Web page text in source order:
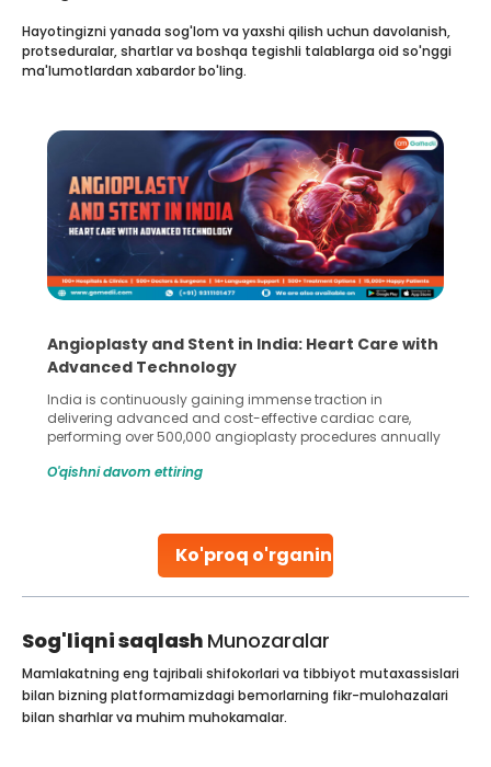
Ko'proq o'rganing
Hayotingizni yanada sog'lom va yaxshi qilish uchun davolanish,
protseduralar, shartlar va boshqa tegishli talablarga oid so'nggi
ma'lumotlardan xabardor bo'ling.
Angioplasty and Stent in India: Heart Care with
Advanced Technology
India is continuously gaining immense traction in
delivering advanced and cost-effective cardiac care,
performing over 500,000 angioplasty procedures annually
globe are searching for treatments like angioplasty and
Studies, such as one published
O'qishni davom ettiring
Sog'liqni saqlash Munozaralar
Mamlakatning eng tajribali shifokorlari va tibbiyot mutaxassislari
bilan bizning platformamizdagi bemorlarning fikr-mulohazalari
bilan sharhlar va muhim muhokamalar.